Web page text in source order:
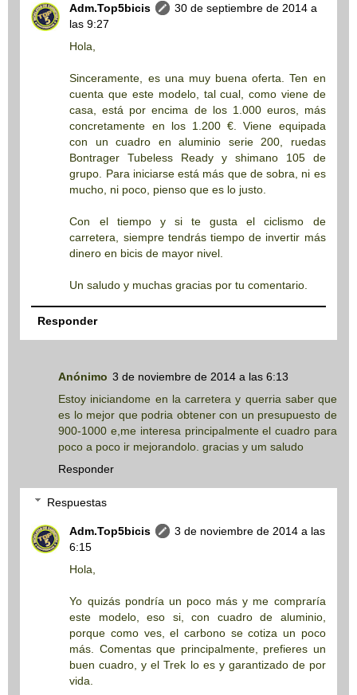
Adm.Top5bicis
30 de septiembre de 2014 a
las 9:27
Hola,
Sinceramente, es una muy buena oferta. Ten en
cuenta que este modelo, tal cual, como viene de
casa, está por encima de los 1.000 euros, más
concretamente en los 1.200 €. Viene equipada
con un cuadro en aluminio serie 200, ruedas
Bontrager Tubeless Ready y shimano 105 de
grupo. Para iniciarse está más que de sobra, ni es
mucho, ni poco, pienso que es lo justo.
Con el tiempo y si te gusta el ciclismo de
carretera, siempre tendrás tiempo de invertir más
dinero en bicis de mayor nivel.
Un saludo y muchas gracias por tu comentario.
Responder
Anónimo 3 de noviembre de 2014 a las 6:13
Estoy iniciandome en la carretera y querria saber que
es lo mejor que podria obtener con un presupuesto de
900-1000 e,me interesa principalmente el cuadro para
poco a poco ir mejorandolo. gracias y um saludo
Responder
Respuestas
Adm.Top5bicis
3 de noviembre de 2014 a las
6:15
Hola,
Yo quizás pondría un poco más y me compraría
este modelo, eso si, con cuadro de aluminio,
porque como ves, el carbono se cotiza un poco
más. Comentas que principalmente, prefieres un
buen cuadro, y el Trek lo es y garantizado de por
vida.